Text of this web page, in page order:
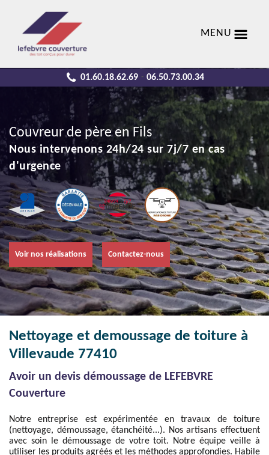
MENU
01.60.18.62.69 - 06.50.73.00.34
Couvreur de père en Fils
Nous intervenons 24h/24 sur 7j/7 en cas
d'urgence
Voir nos réalisations Contactez-nous
Nettoyage et demoussage de toiture à
Villevaude 77410
Avoir un devis démoussage de LEFEBVRE
Couverture
Notre entreprise est expérimentée en travaux de toiture
(nettoyage, démoussage, étanchéité...). Nos artisans effectuent
avec soin le démoussage de votre toit. Notre équipe veille à
utiliser les produits agréés et les méthodes approfondies. Habile